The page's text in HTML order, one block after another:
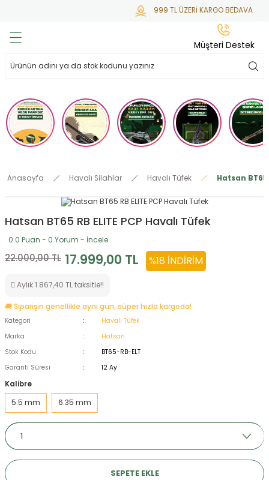
999 TL ÜZERİ KARGO BEDAVA
Mermisi
Tabure
Anasayfa Havalı Silahlar Havalı Tüfek Hatsan BT65
Hatsan BT65 RB ELITE PCP Havalı Tüfek
0.0 Puan - 0 Yorum - İncele
22.000,00 TL 17.999,00 TL %18 İNDIRIM
Aylık 1.867,40 TL taksitle!!
🚚 Siparişin genellikle aynı gün, süper hızla kargoda!
Kategori
Havalı Tüfek
Marka
Hatsan
Stok Kodu
BT65-RB-ELT
Garanti Süresi
12 Ay
Kalibre
5.5 mm
6.35 mm
SEPETE EKLE